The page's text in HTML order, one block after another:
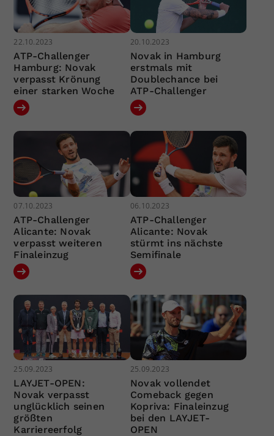
22.10.2023
ATP-Challenger
Hamburg: Novak
verpasst Krönung
einer starken Woche
20.10.2023
Novak in Hamburg
erstmals mit
Doublechance bei
ATP-Challenger
07.10.2023
ATP-Challenger
Alicante: Novak
verpasst weiteren
Finaleinzug
06.10.2023
ATP-Challenger
Alicante: Novak
stürmt ins nächste
Semifinale
25.09.2023
LAYJET-OPEN:
Novak verpasst
unglücklich seinen
größten
Karriereerfolg
25.09.2023
Novak vollendet
Comeback gegen
Kopriva: Finaleinzug
bei den LAYJET-
OPEN